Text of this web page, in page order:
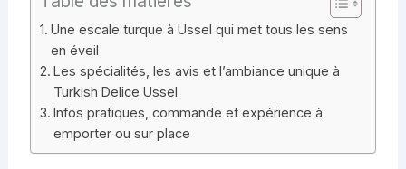
Une escale turque à Ussel qui met tous les sens
en éveil
Les spécialités, les avis et l’ambiance unique à
Turkish Delice Ussel
Infos pratiques, commande et expérience à
emporter ou sur place